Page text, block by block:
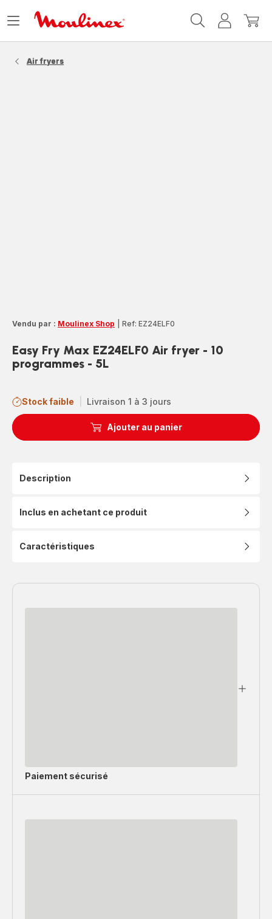
MonMon
Ouvrir
Air fryers
Vendu par : Moulinex Shop Ref: EZ24ELF0
Easy Fry Max EZ24ELF0 Air fryer - 10
programmes - 5L
Stock faible Livraison 1 à 3 jours
Ajouter au panier
Description
Inclus en achetant ce produit
Caractéristiques
Paiement sécurisé